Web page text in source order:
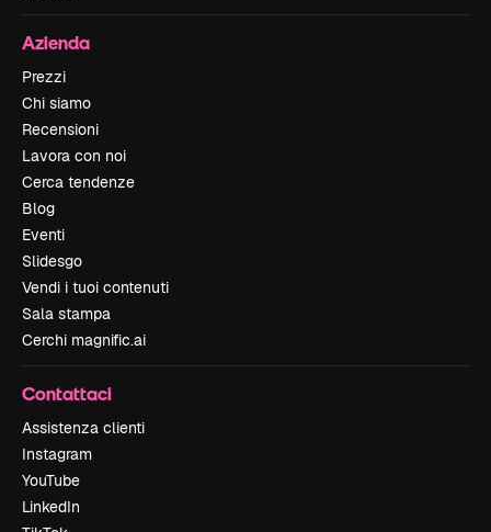
Azienda
Prezzi
Chi siamo
Recensioni
Lavora con noi
Cerca tendenze
Blog
Eventi
Slidesgo
Vendi i tuoi contenuti
Sala stampa
Cerchi magnific.ai
Contattaci
Assistenza clienti
Instagram
YouTube
LinkedIn